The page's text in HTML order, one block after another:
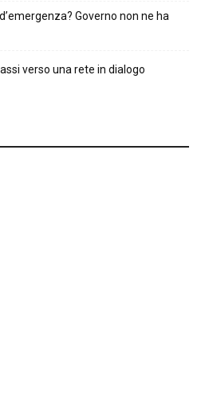
Governo non ne ha
verso una rete in dialogo